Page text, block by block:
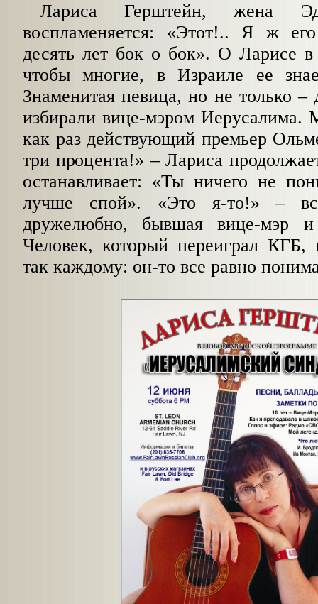
Лариса Герштейн, жена
воспламеняется: «Этот!.. Я ж
десять лет бок о бок». О Ларисе
чтобы многие, в Израиле ее
Знаменитая певица, но не только –
избирали вице-мэром Иерусалима.
как раз действующий премьер
три процента!» – Лариса
останавливает: «Ты ничего не
лучше спой». «Это я-то!» –
дружелюбно, бывшая вице-мэр и
Человек, который переиграл КГБ,
так каждому: он-то все равно